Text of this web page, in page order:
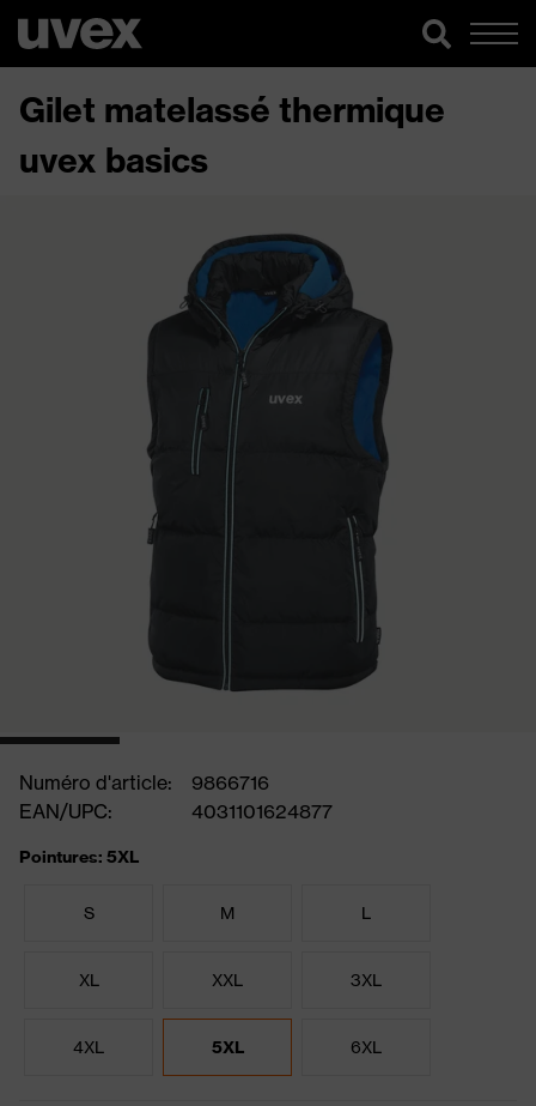
Gilet matelassé thermique
uvex basics
Numéro d'article:
9866716
EAN/UPC:
4031101624877
Pointures: 5XL
S M L
XL XXL 3XL
4XL 5XL 6XL